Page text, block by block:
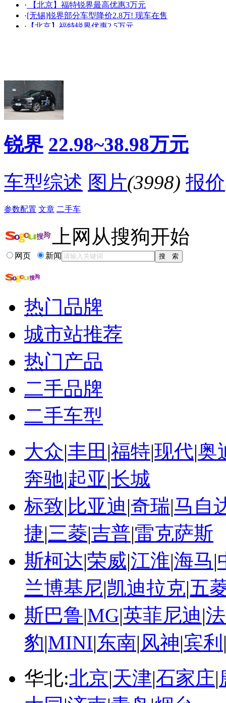
看赛车宝贝争奇斗
艳
车模美腿爆乳无惧
走光
· 【北京】福特锐界最高优惠3万元
·[无锡]锐界部分车型降价2.8万! 现车在售
· 【北京】福特锐界优惠2.5万元
·新车到店：29.98万两驱顶配福特锐界高清实拍
·十二款中级SUV空间排行，锐界第一、楼兰第三
·［晒锐界赢车模］论坛活动大升级！
降价促销
锐界 22.98~38.98万元
车型综述 图片(3998) 报价
参数配置 文章 二手车
上网从搜狗开始
网页 新闻
热门品牌
城市站推荐
热门产品
二手品牌
二手车型
大众|丰田 |福特|现代|奥
奔驰|起亚|长城
标致| 比亚迪|奇瑞|马自
捷|三菱|吉普|雷克萨斯
斯柯达|荣威|江淮|海马|
兰博基尼|凯迪拉克|五
斯巴鲁|MG|英菲尼迪|
豹|MINI|东南|风神|宾利
华北:北京|天津|石家庄|